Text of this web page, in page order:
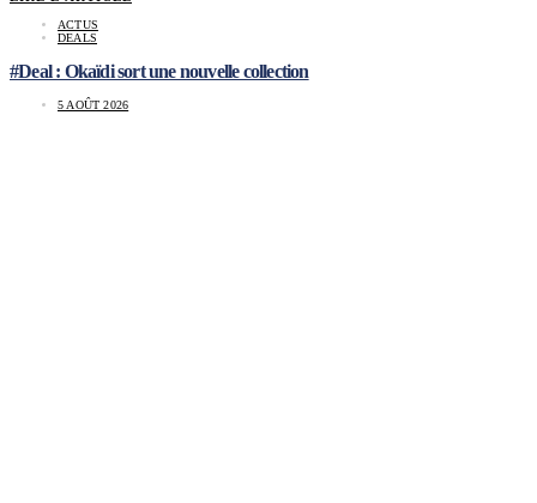
ACTUS
DEALS
#Deal : Okaïdi sort une nouvelle collection
5 AOÛT 2026